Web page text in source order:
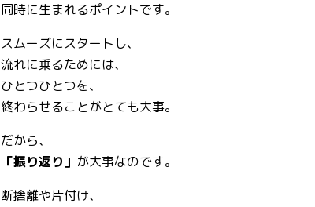
同時に生まれるポイントです。
スムーズにスタートし、
流れに乗るためには、
ひとつひとつを、
終わらせることがとても大事。
だから、
「振り返り」 が大事なのです。
断捨離や片付け、